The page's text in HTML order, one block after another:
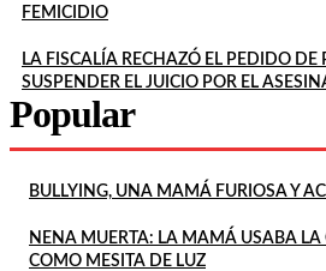
FEMICIDIO
LA FISCALÍA RECHAZÓ EL PEDIDO DE
SUSPENDER EL JUICIO POR EL
Popular
BULLYING, UNA MAMÁ FURIOSA Y
NENA MUERTA: LA MAMÁ USABA LA
COMO MESITA DE LUZ